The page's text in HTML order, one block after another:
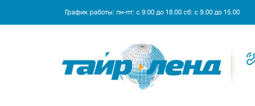
График работы: пн-пт: с 9.00 до 18.00 сб: с 9.00 до 15.00